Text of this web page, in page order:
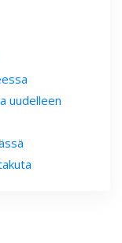
uudelleen